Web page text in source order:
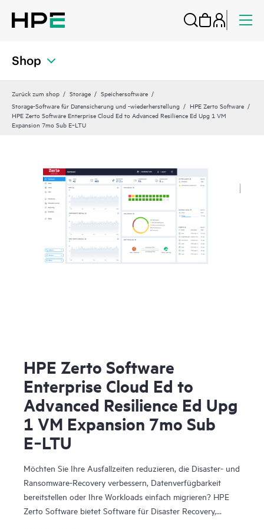
Shop
Zurück zum shop Storage
Speichersoftware
Storage-Software für Datensicherung und -wiederherstellung
HPE Zerto Software
HPE Zerto Software Enterprise Cloud Ed to Advanced Resilience Ed Upg 1 VM
Expansion 7mo Sub E‑LTU
HPE Zerto Software
Enterprise Cloud Ed to
Advanced Resilience Ed Upg
1 VM Expansion 7mo Sub
E‑LTU
Möchten Sie Ihre Ausfallzeiten reduzieren, die Disaster- und
Ransomware-Recovery verbessern, Datenverfügbarkeit
bereitstellen oder Ihre Workloads einfach migrieren? HPE
Zerto Software bietet Software für Disaster Recovery,